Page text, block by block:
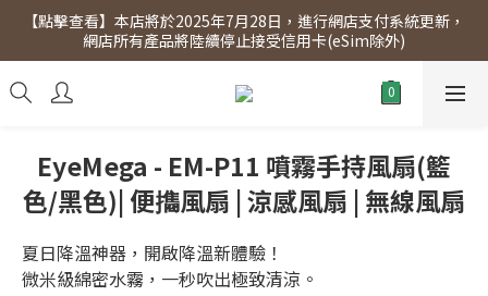
【點擊查看】會員專享 星期三全單95折!!!（優惠期至2026年12月
31日）。滿$300即免運費。
【點擊查看】本店將於2025年7月28日，進行網店支付系統更新，
網店所有產品將陸續停止接受信用卡(eSim除外)
【點擊查看】會員專享 星期三全單95折!!!（優惠期至2026年12月
31日）。滿$300即免運費。
EyeMega - EM-P11 噴霧手持風扇(籃
色/黑色)| 便㩦風扇 | 涼感風扇 | 無線風扇
夏日降溫神器，開啟降溫新體驗！
微米級綿密水霧，一秒吹出極致清涼。